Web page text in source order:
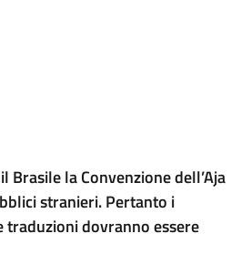
la Convenzione dell’Aja
stranieri. Pertanto i
traduzioni dovranno essere